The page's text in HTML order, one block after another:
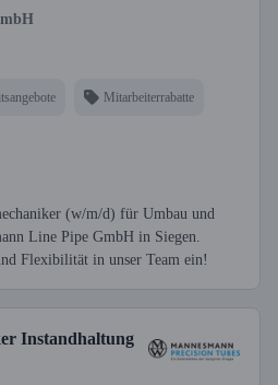
Mitarbeiterrabatte
(w/m/d) für Umbau und
Line Pipe GmbH in Siegen.
Flexibilität in unser Team ein!
Instandhaltung